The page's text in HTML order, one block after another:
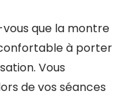
vous que la montre
à porter
Vous
de vos séances